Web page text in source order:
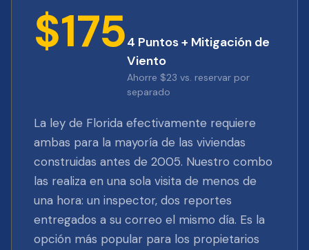
$1754 Puntos + Mitigación de
Viento
Ahorre $23 vs. reservar por
separado
La ley de Florida efectivamente requiere
ambas para la mayoría de las viviendas
construidas antes de 2005. Nuestro combo
las realiza en una sola visita de menos de
una hora: un inspector, dos reportes
entregados a su correo el mismo día. Es la
opción más popular para los propietarios